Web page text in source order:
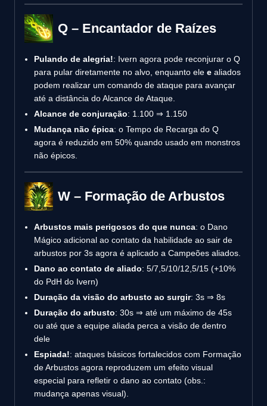
Q – Encantador de Raízes
Pulando de alegria!: Ivern agora pode reconjurar o Q
para pular diretamente no alvo, enquanto ele e aliados
podem realizar um comando de ataque para avançar
até a distância do Alcance de Ataque.
Alcance de conjuração: 1.100 ⇒ 1.150
Mudança não épica: o Tempo de Recarga do Q
agora é reduzido em 50% quando usado em monstros
não épicos.
W – Formação de Arbustos
Arbustos mais perigosos do que nunca: o Dano
Mágico adicional ao contato da habilidade ao sair de
arbustos por 3s agora é aplicado a Campeões aliados.
Dano ao contato de aliado: 5/7,5/10/12,5/15 (+10%
do PdH do Ivern)
Duração da visão do arbusto ao surgir: 3s ⇒ 8s
Duração do arbusto: 30s ⇒ até um máximo de 45s
ou até que a equipe aliada perca a visão de dentro
dele
Espiada!: ataques básicos fortalecidos com Formação
de Arbustos agora reproduzem um efeito visual
especial para refletir o dano ao contato (obs.:
mudança apenas visual).